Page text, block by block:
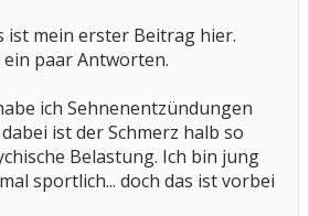
ist mein erster Beitrag hier.
paar Antworten.
ich Sehnenentzündungen
ist der Schmerz halb so
Belastung. Ich bin jung
sportlich... doch das ist vorbei